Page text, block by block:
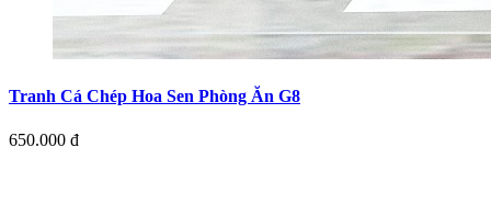
Tranh Cá Chép Hoa Sen Phòng Ăn G8
650.000 đ